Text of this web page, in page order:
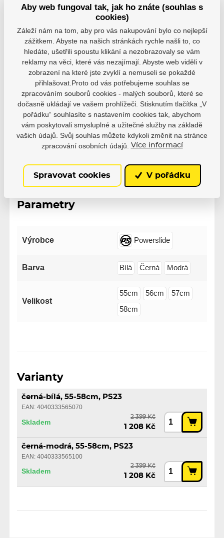
Hodnocení pochází od ověřených uživatelů. Hodnotit
produkty mohou pouze registrovaní uživatelé, kteří si
produkt reálně zakoupili.
0 hodnocení 0 uživatelů doporučuje
5
0
Parametry
Výrobce Powerslide
Barva Bílá Černá Modrá
Velikost
55cm 56cm
57cm
58cm
Varianty
černá-bílá, 55-58cm, PS23
EAN: 4040333565070
Skladem
2 399 Kč
1 208 Kč
černá-modrá, 55-58cm, PS23
EAN: 4040333565100
Skladem
2 399 Kč
1 208 Kč
Aby web fungoval tak, jak ho znáte (souhlas s
cookies)
Záleží nám na tom, aby pro vás nakupování bylo co nejlepší
zážitkem. Abyste na našich stránkách rychle našli to, co
hledáte, ušetřili spoustu klikání a nezobrazovaly se vám
reklamy na věci, které vás nezajímají. Abyste web viděli v
zobrazení na které jste zvyklí a nemuseli se pokaždé
přihlašovat.Proto od vás potřebujeme souhlas se
zpracováním souborů cookies - malých souborů, které se
dočasně ukládají ve vašem prohlížeči. Stisknutím tlačítka „V
pořádku“ souhlasíte s nastavením cookies tak, abychom
vám poskytovali smysluplné a užitečné služby na základě
vašich údajů. Svůj souhlas můžete kdykoli změnit na stránce
zpracování osobních údajů.
Více informací
Spravovat cookies V pořádku